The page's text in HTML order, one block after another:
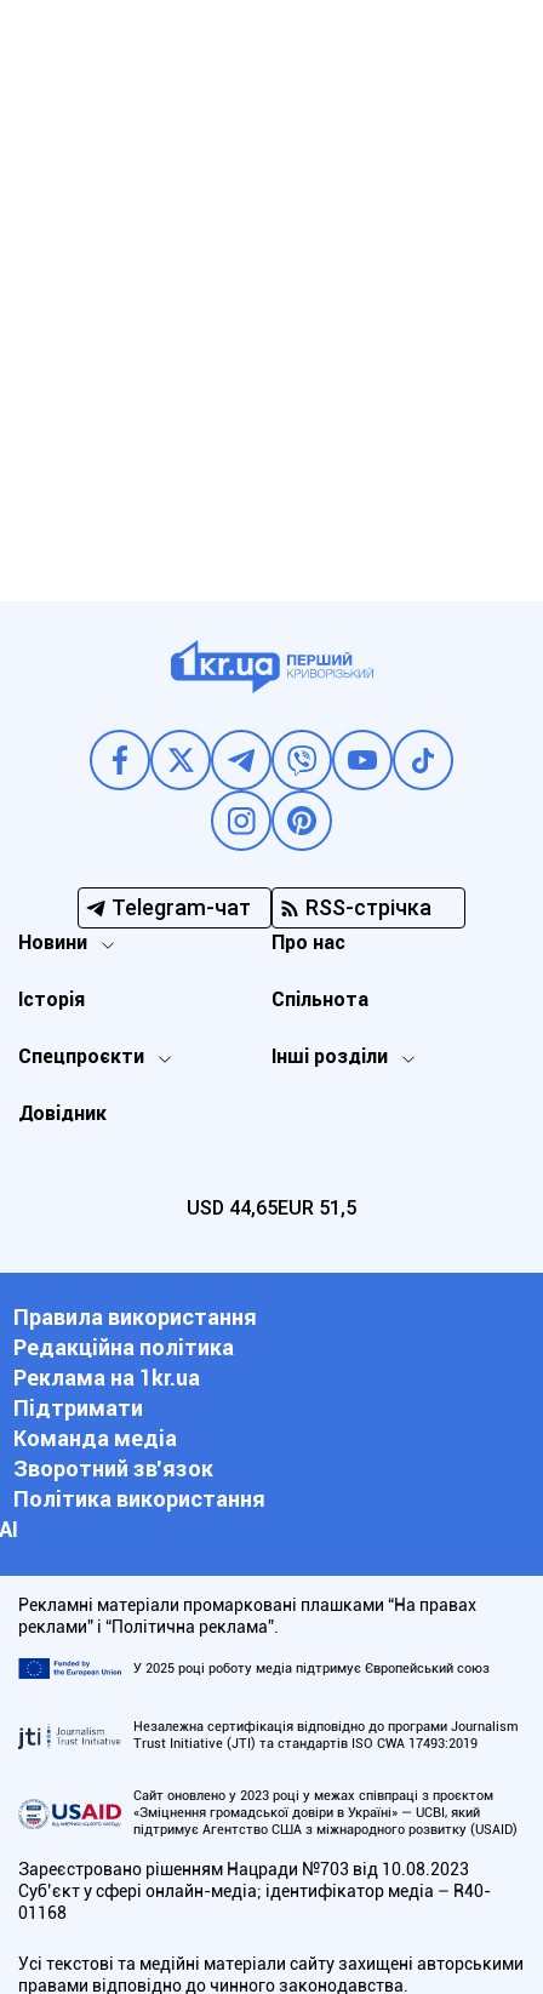
Telegram-чат RSS-стрічка
Новини
Спецпроєкти Інші розділи
Історія
Про нас
Довідник
Спільнота
USD 44,65EUR 51,5
Правила використання
Редакційна політика
Реклама на 1kr.ua
Підтримати
Команда медіа
Зворотний зв'язок
Політика використання
АІ
Рекламні матеріали промарковані плашками “На правах
реклами” і “Політична реклама”.
У 2025 році роботу медіа підтримує Європейський союз
Незалежна сертифікація відповідно до програми Journalism
Trust Initiative (JTI) та стандартів ISO CWA 17493:2019
Сайт оновлено у 2023 році у межах співпраці з проєктом
«Зміцнення громадської довіри в Україні» — UCBI, який
підтримує Агентство США з міжнародного розвитку (USAID)
Зареєстровано рішенням Нацради №703 від 10.08.2023
Cуб’єкт у сфері онлайн-медіа; ідентифікатор медіа – R40-
01168
Усі текстові та медійні матеріали сайту захищені авторськими
правами відповідно до чинного законодавства.